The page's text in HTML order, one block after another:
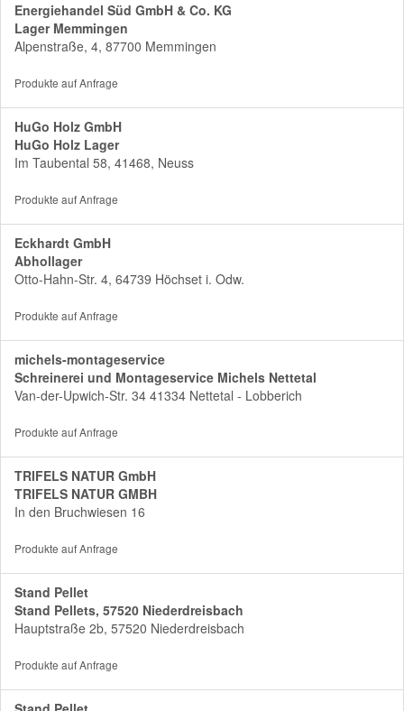
Energiehandel Süd GmbH & Co. KG
Lager Memmingen
Alpenstraße, 4, 87700 Memmingen
Produkte auf Anfrage
HuGo Holz GmbH
HuGo Holz Lager
Im Taubental 58, 41468, Neuss
Produkte auf Anfrage
Eckhardt GmbH
Abhollager
Otto-Hahn-Str. 4, 64739 Höchset i. Odw.
Produkte auf Anfrage
michels-montageservice
Schreinerei und Montageservice Michels Nettetal
Van-der-Upwich-Str. 34 41334 Nettetal - Lobberich
Produkte auf Anfrage
TRIFELS NATUR GmbH
TRIFELS NATUR GMBH
In den Bruchwiesen 16
Produkte auf Anfrage
Stand Pellet
Stand Pellets, 57520 Niederdreisbach
Hauptstraße 2b, 57520 Niederdreisbach
Produkte auf Anfrage